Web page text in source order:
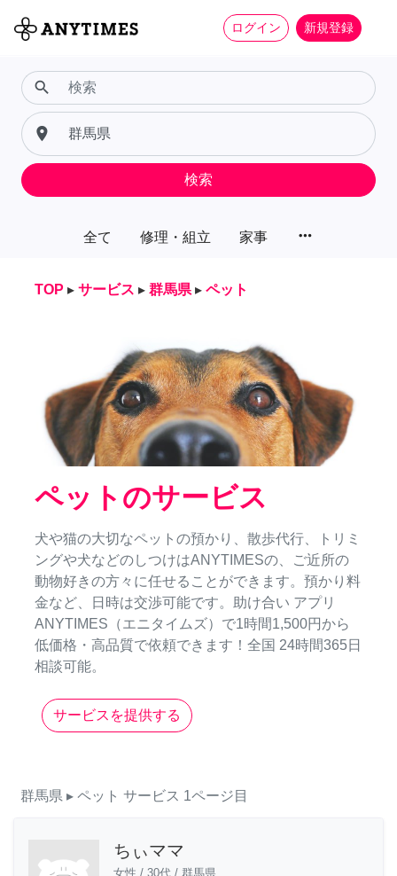
ログイン 新規登録
全て 修理・組立 家事 more_horiz
search
place
検索
TOP ▸ サービス ▸ 群馬県 ▸ ペット
ペットのサービス
犬や猫の大切なペットの預かり、散歩代行、トリミ
ングや犬などのしつけはANYTIMESの、ご近所の
動物好きの方々に任せることができます。預かり料
金など、日時は交渉可能です。助け合い アプリ
ANYTIMES（エニタイムズ）で1時間1,500円から
低価格・高品質で依頼できます！全国 24時間365日
相談可能。
サービスを提供する
群馬県 ▸ ペット サービス 1ページ目
ちぃママ
女性 / 30代 / 群馬県